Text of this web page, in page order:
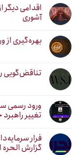
اقدامی دیگر
آشوری
بهره‌گیری از
تناقض‌گویی
ورود رسمی
تغییر
فرار
گزارش الحره